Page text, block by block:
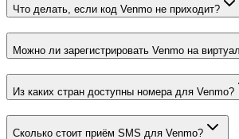
Что делать, если код Venmo не приходит?
Можно ли зарегистрировать Venmo на
Из каких стран доступны номера для Venmo?
Сколько стоит приём SMS для Venmo?